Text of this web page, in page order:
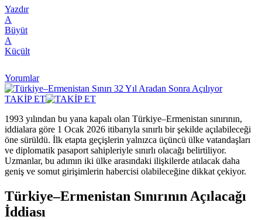
Yazdır
A
Büyüt
A
Küçült
Yorumlar
TAKİP ET
1993 yılından bu yana kapalı olan Türkiye–Ermenistan sınırının,
iddialara göre 1 Ocak 2026 itibarıyla sınırlı bir şekilde açılabileceği
öne sürüldü. İlk etapta geçişlerin yalnızca üçüncü ülke vatandaşları
ve diplomatik pasaport sahipleriyle sınırlı olacağı belirtiliyor.
Uzmanlar, bu adımın iki ülke arasındaki ilişkilerde atılacak daha
geniş ve somut girişimlerin habercisi olabileceğine dikkat çekiyor.
Türkiye–Ermenistan Sınırının Açılacağı
İddiası